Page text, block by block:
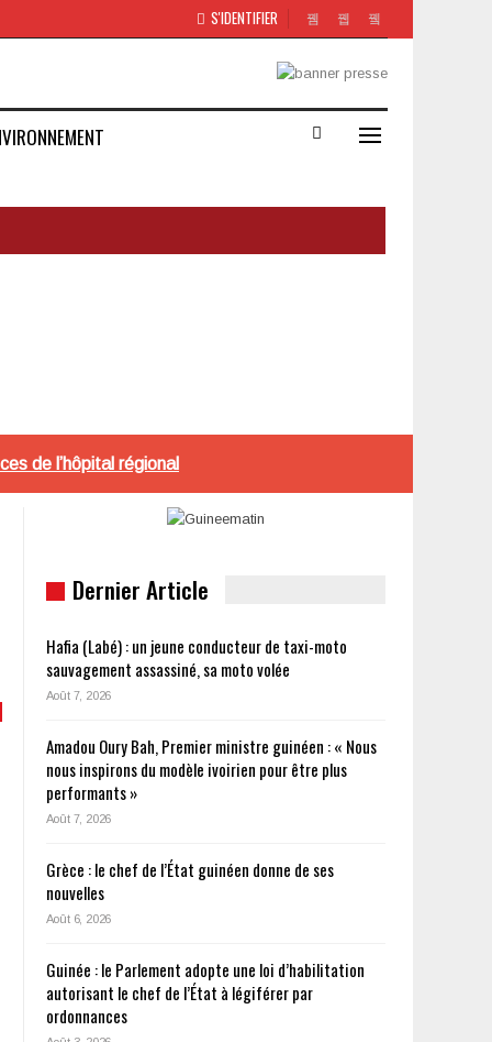
S'IDENTIFIER
de l’hôpital régional
Dernier Article
Hafia (Labé) : un jeune conducteur de taxi-moto
sauvagement assassiné, sa moto volée
Août 7, 2026
Amadou Oury Bah, Premier ministre guinéen : « Nous
nous inspirons du modèle ivoirien pour être plus
performants »
Août 7, 2026
Grèce : le chef de l’État guinéen donne de ses
nouvelles
Août 6, 2026
Guinée : le Parlement adopte une loi d’habilitation
autorisant le chef de l’État à légiférer par
ordonnances